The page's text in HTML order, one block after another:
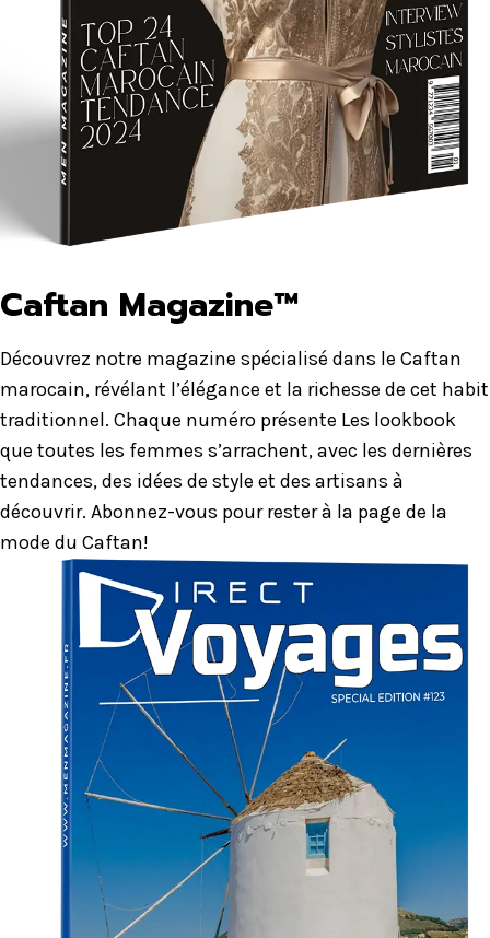
Caftan Magazine™
Découvrez notre magazine spécialisé dans le Caftan
marocain, révélant l’élégance et la richesse de cet habit
traditionnel. Chaque numéro présente Les lookbook
que toutes les femmes s’arrachent, avec les dernières
tendances, des idées de style et des artisans à
découvrir. Abonnez-vous pour rester à la page de la
mode du Caftan!